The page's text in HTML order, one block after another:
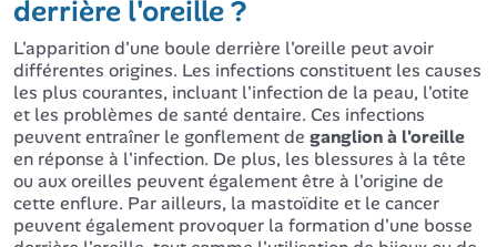
derrière l'oreille ?
L'apparition d'une boule derrière l'oreille peut avoir
différentes origines. Les infections constituent les causes
les plus courantes, incluant l'infection de la peau, l'otite
et les problèmes de santé dentaire. Ces infections
peuvent entraîner le gonflement de ganglion à l'oreille
en réponse à l'infection. De plus, les blessures à la tête
ou aux oreilles peuvent également être à l'origine de
cette enflure. Par ailleurs, la mastoïdite et le cancer
peuvent également provoquer la formation d'une bosse